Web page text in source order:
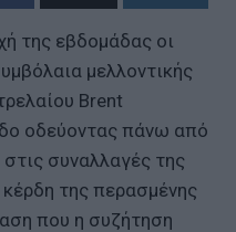
της εβδομάδας οι
μελλοντικής
Brent
οδεύοντας πάνω από
συναλλαγές της
της περασμένης
που η συζήτηση